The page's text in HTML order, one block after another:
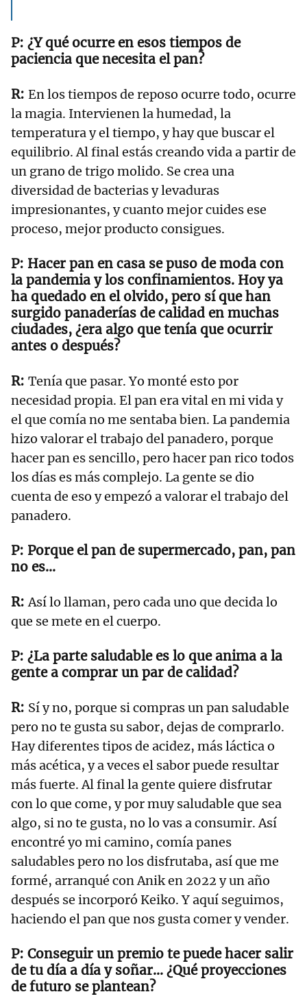
¿Y qué ocurre en esos tiempos de
paciencia que necesita el pan?
En los tiempos de reposo ocurre todo, ocurre
la magia. Intervienen la humedad, la
temperatura y el tiempo, y hay que buscar el
equilibrio. Al final estás creando vida a partir de
un grano de trigo molido. Se crea una
diversidad de bacterias y levaduras
impresionantes, y cuanto mejor cuides ese
proceso, mejor producto consigues.
Hacer pan en casa se puso de moda con
la pandemia y los confinamientos. Hoy ya
ha quedado en el olvido, pero sí que han
surgido panaderías de calidad en muchas
ciudades, ¿era algo que tenía que ocurrir
antes o después?
Tenía que pasar. Yo monté esto por
necesidad propia. El pan era vital en mi vida y
el que comía no me sentaba bien. La pandemia
hizo valorar el trabajo del panadero, porque
hacer pan es sencillo, pero hacer pan rico todos
los días es más complejo. La gente se dio
cuenta de eso y empezó a valorar el trabajo del
panadero.
Porque el pan de supermercado, pan, pan
no es…
Así lo llaman, pero cada uno que decida lo
que se mete en el cuerpo.
¿La parte saludable es lo que anima a la
gente a comprar un par de calidad?
Sí y no, porque si compras un pan saludable
pero no te gusta su sabor, dejas de comprarlo.
Hay diferentes tipos de acidez, más láctica o
más acética, y a veces el sabor puede resultar
más fuerte. Al final la gente quiere disfrutar
con lo que come, y por muy saludable que sea
algo, si no te gusta, no lo vas a consumir. Así
encontré yo mi camino, comía panes
saludables pero no los disfrutaba, así que me
formé, arranqué con Anik en 2022 y un año
después se incorporó Keiko. Y aquí seguimos,
haciendo el pan que nos gusta comer y vender.
Conseguir un premio te puede hacer salir
de tu día a día y soñar... ¿Qué proyecciones
de futuro se plantean?